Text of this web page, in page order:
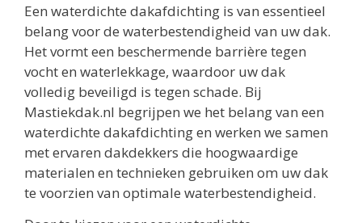
Een waterdichte dakafdichting is van essentieel
belang voor de waterbestendigheid van uw dak.
Het vormt een beschermende barrière tegen
vocht en waterlekkage, waardoor uw dak
volledig beveiligd is tegen schade. Bij
Mastiekdak.nl begrijpen we het belang van een
waterdichte dakafdichting en werken we samen
met ervaren dakdekkers die hoogwaardige
materialen en technieken gebruiken om uw dak
te voorzien van optimale waterbestendigheid.